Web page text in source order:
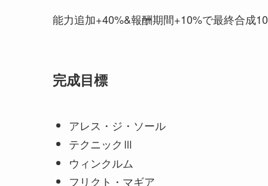
能力追加+40%&報酬期間+10%で最終合成
完成目標
アレス・ジ・ソール
テクニックⅢ
ウィンクルム
フリクト・マギア